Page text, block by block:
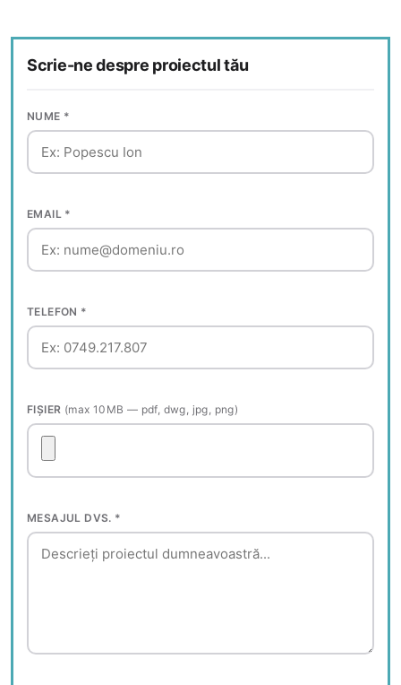
Scrie-ne despre proiectul tău
NUME *
EMAIL *
TELEFON *
FIȘIER (max 10MB — pdf, dwg, jpg, png)
MESAJUL DVS. *